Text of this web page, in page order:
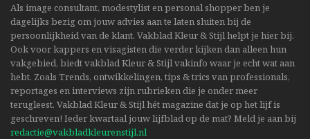
Als image consultant, modestylist en personal shopper ben je
dagelijks bezig om jouw advies aan te laten sluiten bij de
persoonlijkheid van de klant. Vakblad Kleur & Stijl helpt je hier bij.
Ook voor kappers en visagisten die verder kijken dan alleen hun
vakgebied, biedt vakblad Kleur & Stijl vakinfo waar je echt wat aan
hebt. Zoals Trends, ontwikkelingen, tips & trics van professionals,
reportages en interviews zijn rubrieken die je onder meer
terugleest. Vakblad Kleur & Stijl hét magazine dat je op het lijf is
geschreven! Ieder kwartaal jouw lijfblad op de mat? Meld je aan bij
redactie@vakbladkleurenstijl.nl